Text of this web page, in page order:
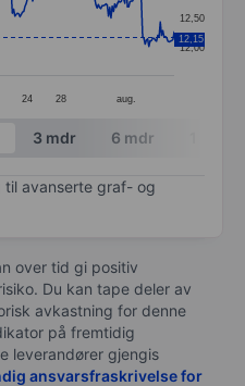
categories.
values. Data ranges
24 28 aug.
12,00
12,50
12,15
3 mdr 6 mdr
til avanserte graf- og
over tid gi positiv
Du kan tape deler av
avkastning for denne
på fremtidig
leverandører gjengis
ansvarsfraskrivelse for